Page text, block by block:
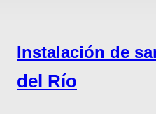
Instalación de
del Río